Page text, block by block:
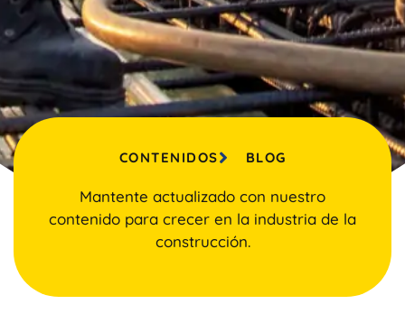
CONTENIDOS BLOG
Mantente actualizado con nuestro
contenido para crecer en la industria de la
construcción.